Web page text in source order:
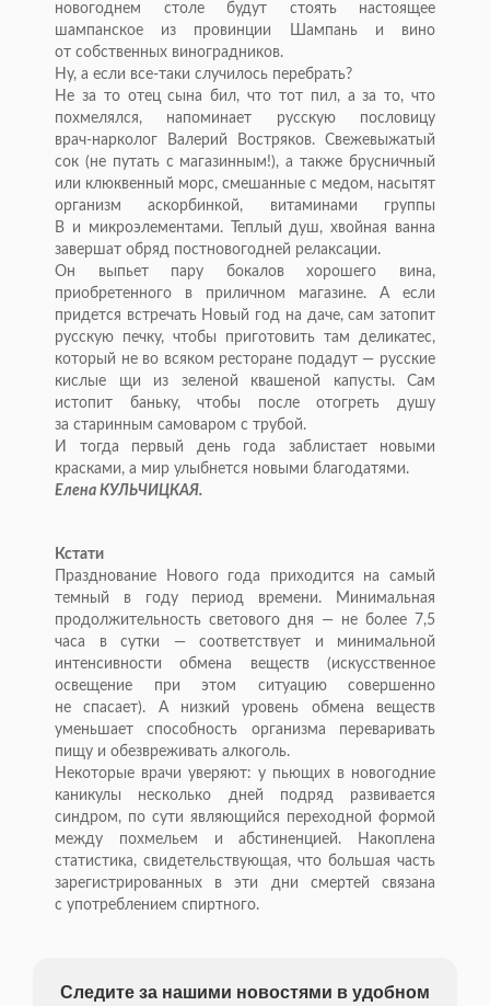
новогоднем столе будут стоять настоящее
шампанское из
провинции Шампань и
вино
от собственных виноградников.
Ну, а если все-таки случилось перебрать?
Не за то отец сына бил, что тот пил, а за то, что
похмелялся, напоминает русскую пословицу
врач-нарколог Валерий Востряков. Свежевыжатый
сок (не путать с магазинным!), а также брусничный
или клюквенный морс, смешанные с медом, насытят
организм аскорбинкой, витаминами группы
В и
микроэлементами. Теплый душ, хвойная ванна
завершат обряд постновогодней релаксации.
Он
выпьет пару бокалов хорошего вина,
приобретенного в
приличном магазине. А
если
придется встречать Новый год на даче, сам затопит
русскую печку, чтобы приготовить там деликатес,
который не во всяком ресторане подадут — русские
кислые щи
из
зеленой квашеной капусты. Сам
истопит баньку, чтобы после отогреть душу
за старинным самоваром с трубой.
И
тогда первый день года заблистает новыми
красками, а мир улыбнется новыми благодатями.
Елена КУЛЬЧИЦКАЯ.
Кстати
Празднование Нового года приходится на
самый
темный в
году период времени. Минимальная
продолжительность светового дня
— не более 7,5
часа в
сутки —соответствует и
минимальной
интенсивности обмена веществ (искусственное
освещение при этом ситуацию совершенно
не
спасает). А
низкий уровень обмена веществ
уменьшает способность организма переваривать
пищу и обезвреживать алкоголь.
Некоторые врачи уверяют: у пьющих в новогодние
каникулы несколько дней подряд развивается
синдром, по сути являющийся переходной формой
между похмельем и
абстиненцией. Накоплена
статистика, свидетельствующая, что большая часть
зарегистрированных в
эти дни смертей связана
с употреблением спиртного.
Следите за нашими новостями в удобном